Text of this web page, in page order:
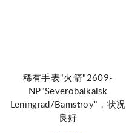
稀有手表"火箭"2609-
NP"Severobaikalsk
Leningrad/Bamstroy"，状况
良好